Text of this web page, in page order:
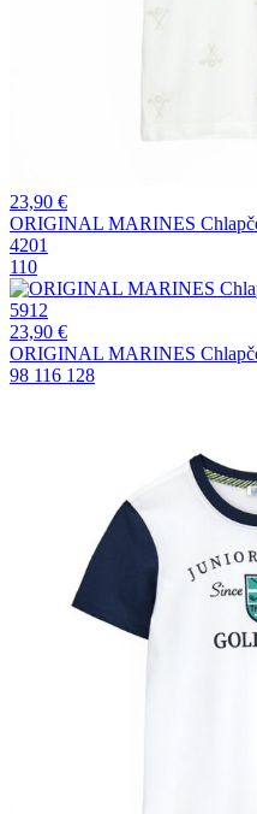
23,90 €
ORIGINAL MARINES
4201
110
23,90 €
ORIGINAL MARINES
98 116 128